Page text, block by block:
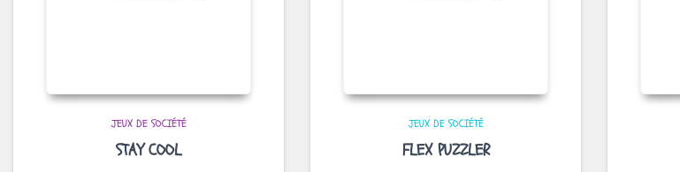
JEUX DE SOCIÉTÉ
STAY COOL
JEUX DE SOCIÉTÉ
FLEX PUZZLER